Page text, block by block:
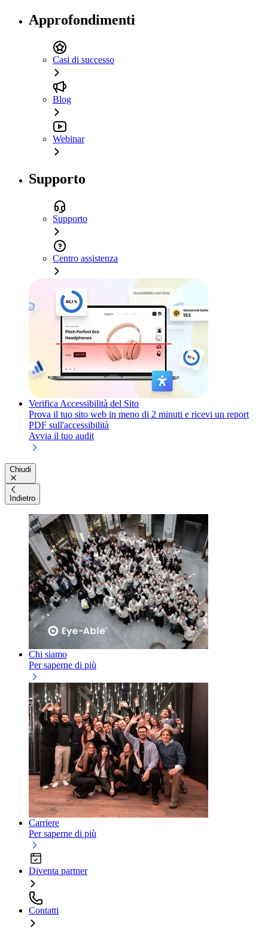
Approfondimenti
Casi di successo
Blog
Webinar
Supporto
Supporto
Centro assistenza
Verifica Accessibilità del Sito
Prova il tuo sito web in meno di 2 minuti e ricevi un report
PDF sull'accessibilità
Avvia il tuo audit
Chiudi
Indietro
Chi siamo
Per saperne di più
Carriere
Per saperne di più
Diventa partner
Contatti